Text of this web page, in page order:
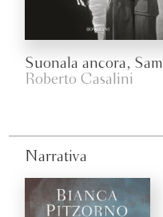
Suonala ancora, Sam
Roberto Casalini
Narrativa